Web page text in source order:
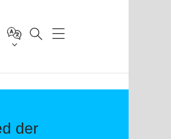
der